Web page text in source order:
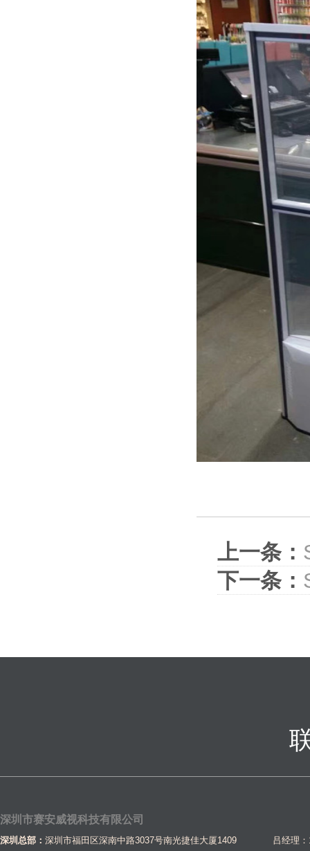
上一条：
下一条：
深圳市赛安威视科技有限公司
深圳总部： 深圳市福田区深南中路3037号南光捷佳大厦1409 吕经理：